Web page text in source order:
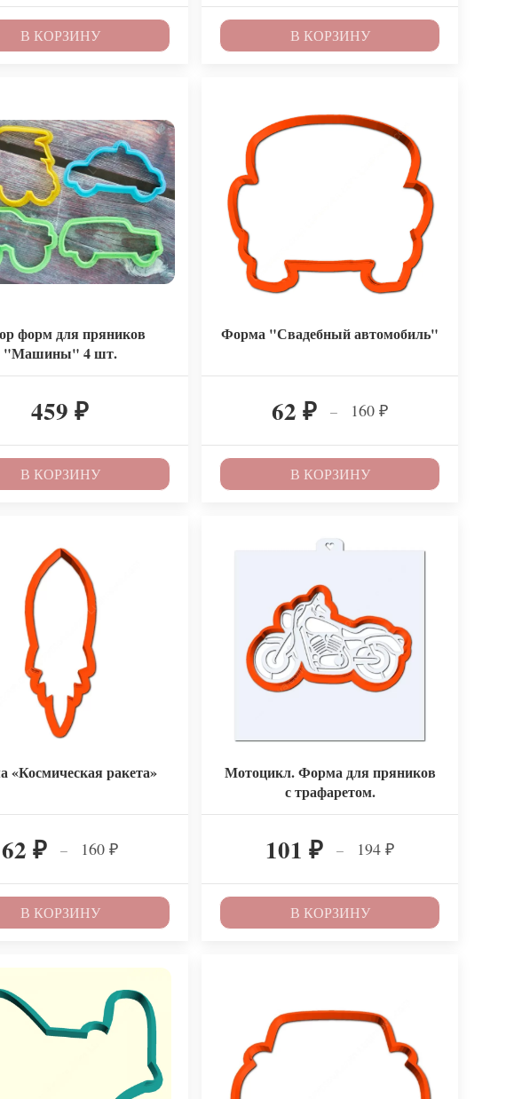
В КОРЗИНУ В КОРЗИНУ
форм для пряников
"Машины" 4 шт.
459₽
В КОРЗИНУ
Форма "Свадебный автомобиль"
62₽ – 160₽
В КОРЗИНУ
«Космическая ракета»
62₽ – 160₽
В КОРЗИНУ
Мотоцикл. Форма для пряников
с трафаретом.
101₽ – 194₽
В КОРЗИНУ